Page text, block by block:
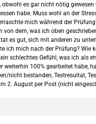
obwohl es gar nicht nötig
habe. Muss wohl an der
mich während der
von dem, was ich oben
es gut, sich mit anderen zu
ich mich nach der Prüfung? Wie
schlechtes Gefühl, was ich als
weiterhin 100% gearbeitet habe,
nicht bestanden, Testresultat,
2. August per Post (nicht